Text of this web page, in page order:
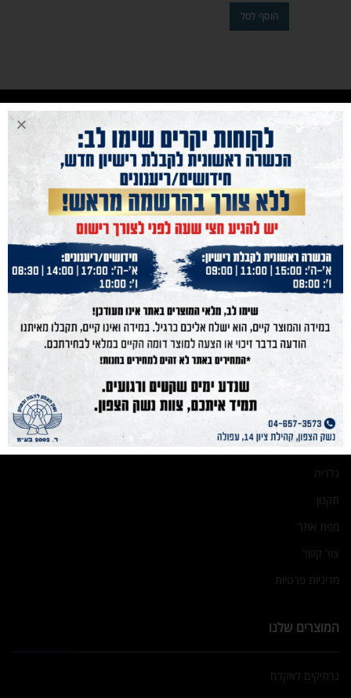
הוסף לסל
נייוט מהיר
נשק הצפון
נשקים
חנות מוצרים
תחמושת
הכשרות
בלוג
אודות
גלריה
תקנון
מפת אתר
צור קשר
מדיניות פרטיות
המוצרים שלנו
נרתיקים לאקדח